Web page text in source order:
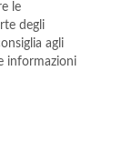
le
degli
agli
informazioni